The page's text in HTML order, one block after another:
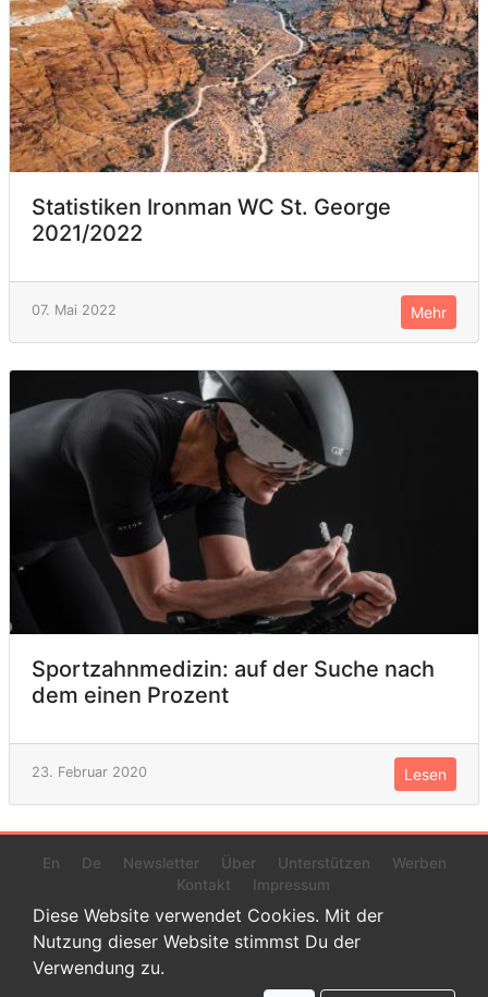
Statistiken Ironman WC St. George
2021/2022
07. Mai 2022 Mehr
Sportzahnmedizin: auf der Suche nach
dem einen Prozent
23. Februar 2020 Lesen
En De Newsletter Über Unterstützen
Werben
Kontakt
Impressum
© 2022 www.endurance-data.com - aaa
Dies ist eine Beta-Version. Höchstwahrscheinlich haben sich auf
Diese Website verwendet Cookies. Mit der
Nutzung dieser Website stimmst Du der
Verwendung zu.